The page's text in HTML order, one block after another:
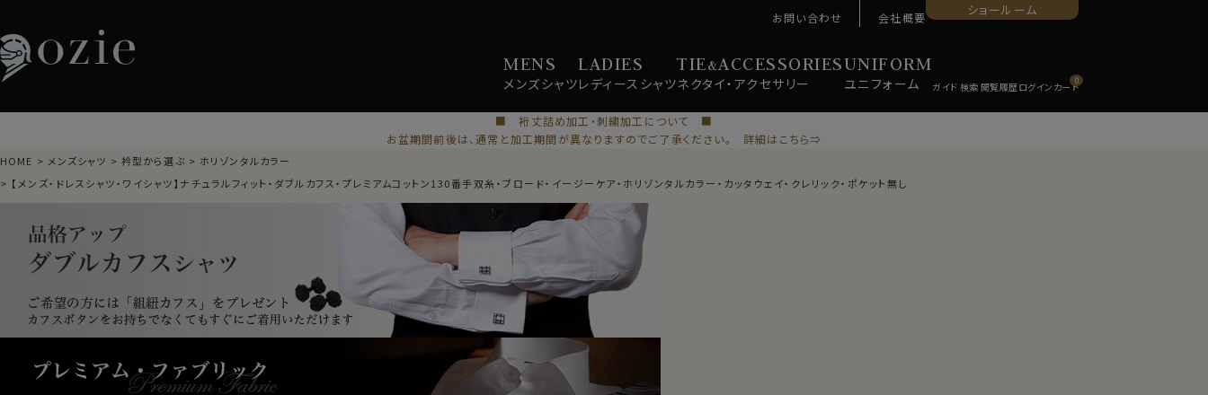
MENS
メンズシャツ
LADIES
レディース シャツ
TIE&ACCESSORIES
ネクタイ・ アクセサリー
UNIFORM
ユニ フォーム
お問い合わせ 会社概要 ショールーム
0
■ 裄丈詰め加工・刺繍加工について ■
お盆期間前後は、通常と加工期間が異なりますのでご了承ください。 詳細はこちら⇒
HOME メンズシャツ 衿型から選ぶ
ホリゾンタルカラー
【メンズ・ドレスシャツ・ワイシャツ】ナチュラルフィット・ダブルカフス・プレミアムコットン130番手双糸・ブロード・イージーケア・ホリゾンタルカラー・カッタウェイ・クレリック・ポケット無し